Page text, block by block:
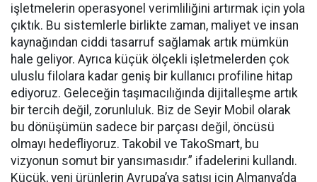
işletmelerin operasyonel verimliliğini artırmak için yola
çıktık. Bu sistemlerle birlikte zaman, maliyet ve insan
kaynağından ciddi tasarruf sağlamak artık mümkün
hale geliyor. Ayrıca küçük ölçekli işletmelerden çok
uluslu filolara kadar geniş bir kullanıcı profiline hitap
ediyoruz. Geleceğin taşımacılığında dijitalleşme artık
bir tercih değil, zorunluluk. Biz de Seyir Mobil olarak
bu dönüşümün sadece bir parçası değil, öncüsü
olmayı hedefliyoruz. Takobil ve TakoSmart, bu
vizyonun somut bir yansımasıdır.” ifadelerini kullandı.
Küçük, yeni ürünlerin Avrupa’ya satışı için Almanya’da